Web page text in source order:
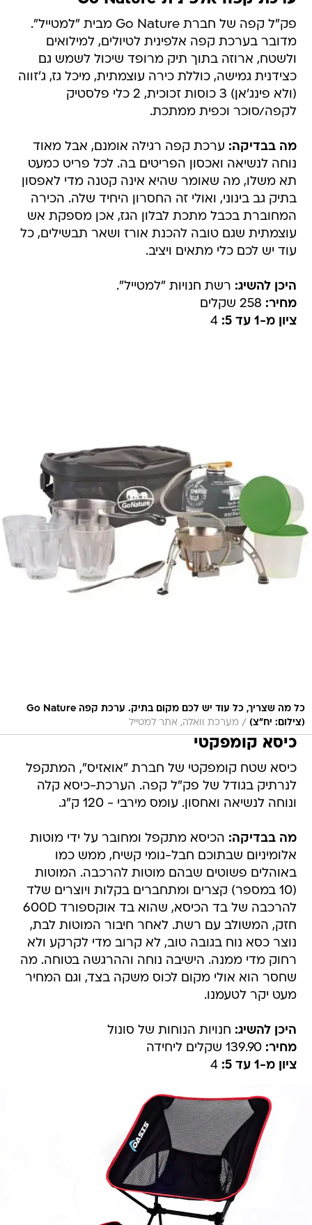
פק"ל קפה של חברת Go Nature מבית "למטייל".
מדובר בערכת קפה אלפינית לטיולים, למילואים
ולשטח, ארוזה בתוך תיק מרופד שיכול לשמש גם
כצידנית גמישה, כוללת כירה עוצמתית, מיכל גז, ג'זווה
(ולא פינג'אן) 3 כוסות זכוכית, 2 כלי פלסטיק
לקפה/סוכר וכפית ממתכת.
מה בבדיקה: ערכת קפה רגילה אומנם, אבל מאוד
נוחה לנשיאה ואכסון הפריטים בה. לכל פריט כמעט
תא משלו, מה שאומר שהיא אינה קטנה מדי לאפסון
בתיק גב בינוני, ואולי זה החסרון היחיד שלה. הכירה
המחוברת בכבל מתכת לבלון הגז, אכן מספקת אש
עוצמתית שגם טובה להכנת אורז ושאר תבשילים, כל
עוד יש לכם כלי מתאים ויציב.
היכן להשיג: רשת חנויות "למטייל".
מחיר:
ציון מ-1 עד 5:
כל מה שצריך, כל עוד יש לכם מקום בתיק. ערכת קפה Go Nature
(צילום: יח"צ) / מערכת וואלה, אתר למטייל
כיסא קומפקטי
כיסא שטח קומפקטי של חברת "אואזיס", המתקפל
לנרתיק בגודל של פק"ל קפה. הערכת-כיסא קלה
ונוחה לנשיאה ואחסון. עומס מירבי - 120 ק"ג.
מה בבדיקה: הכיסא מתקפל ומחובר על ידי מוטות
אלומיניום שבתוכם חבל-גומי קשיח, ממש כמו
באוהלים פשוטים שבהם מוטות להרכבה. המוטות
(10 במספר) קצרים ומתחברים בקלות ויוצרים שלד
להרכבה של בד הכיסא, שהוא בד אוקספורד 600D
חזק, המשולב עם רשת. לאחר חיבור המוטות לבת,
נוצר כסא נוח בגובה טוב, לא קרוב מדי לקרקע ולא
רחוק מדי ממנה. הישיבה נוחה וההרגשה בטוחה. מה
שחסר הוא אולי מקום לכוס משקה בצד, וגם המחיר
מעט יקר לטעמנו.
היכן להשיג: חנויות הנוחות של סונול
מחיר: 139.90 שקלים ליחידה
ציון מ-1 עד 5: